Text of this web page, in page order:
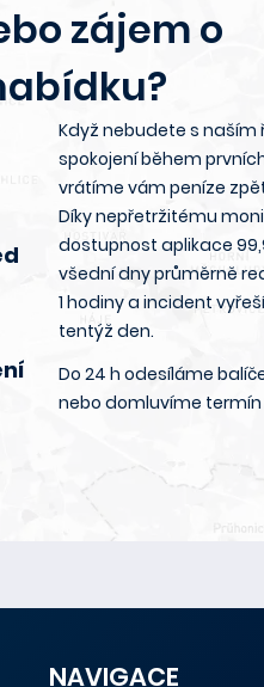
zájem o
Když nebudete s naším
spokojení během
vrátíme vám peníze
Díky nepřetržitému
dostupnost aplikace
všední dny průměrně
1 hodiny a incident
tentýž den.
Do 24 h odesíláme
nebo domluvíme
NAVIGACE